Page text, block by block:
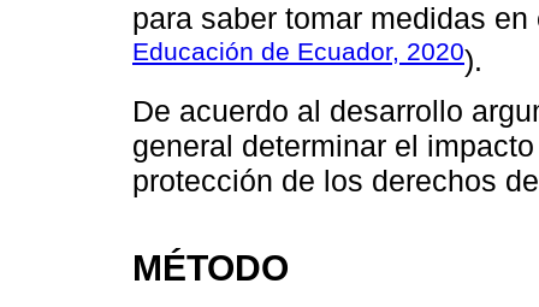
para saber tomar medidas
Educación de Ecuador, 2020).
De acuerdo al desarrollo
general determinar el
protección de los derechos
MÉTODO